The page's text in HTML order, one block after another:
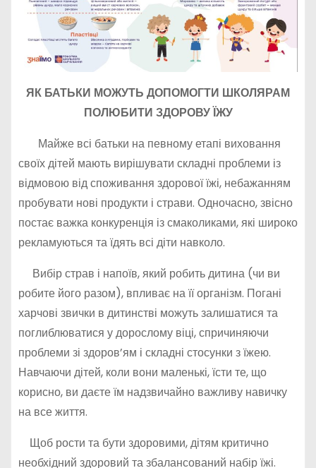
ЯК БАТЬКИ МОЖУТЬ ДОПОМОГТИ ШКОЛЯРАМ
ПОЛЮБИТИ ЗДОРОВУ ЇЖУ
Майже всі батьки на певному етапі виховання
своїх дітей мають вирішувати складні проблеми із
відмовою від споживання здорової їжі, небажанням
пробувати нові продукти і страви. Одночасно, звісно
постає важка конкуренція із смаколиками, які широко
рекламуються та їдять всі діти навколо.
Вибір страв і напоїв, який робить дитина (чи ви
робите його разом), впливає на її організм. Погані
харчові звички в дитинстві можуть залишатися та
поглиблюватися у дорослому віці, спричиняючи
проблеми зі здоров’ям і складні стосунки з їжею.
Навчаючи дітей, коли вони маленькі, їсти те, що
корисно, ви даєте їм надзвичайно важливу навичку
на все життя.
Щоб рости та бути здоровими, дітям критично
необхідний здоровий та збалансований набір їжі.